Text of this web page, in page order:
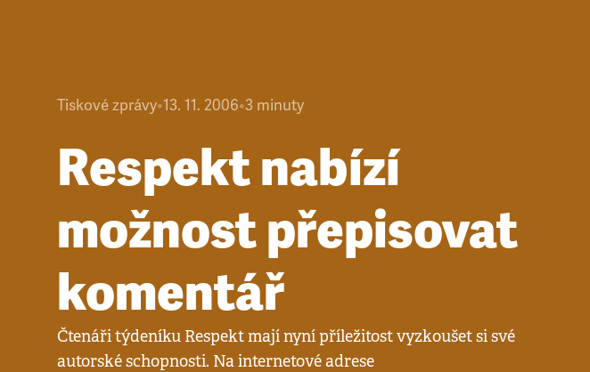
Tiskové zprávy•13. 11. 2006•3 minuty
Respekt nabízí
možnost přepisovat
komentář
Čtenáři týdeníku Respekt mají nyní příležitost vyzkoušet si své
autorské schopnosti. Na internetové adrese